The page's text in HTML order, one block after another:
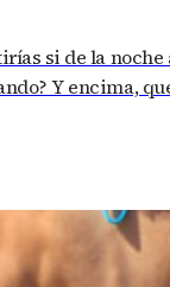
si de la
Y encima,